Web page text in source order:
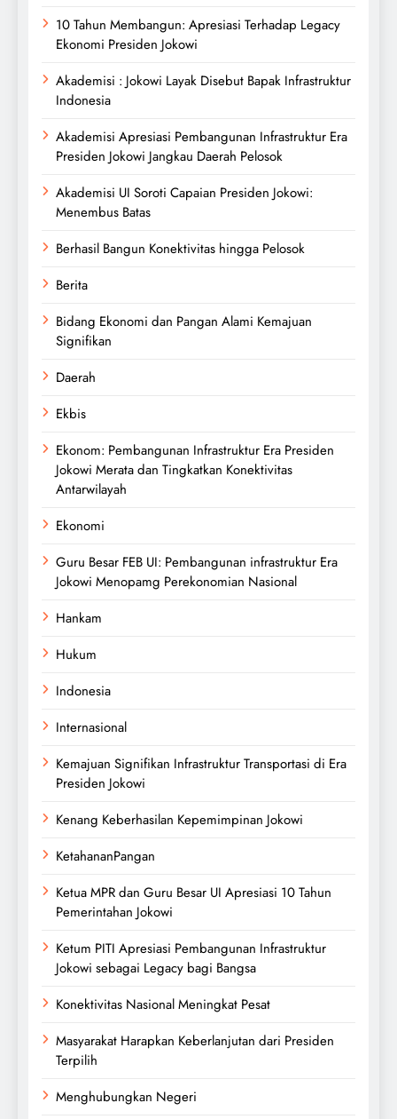
10 Tahun Membangun: Apresiasi Terhadap Legacy
Ekonomi Presiden Jokowi
Akademisi : Jokowi Layak Disebut Bapak Infrastruktur
Indonesia
Akademisi Apresiasi Pembangunan Infrastruktur Era
Presiden Jokowi Jangkau Daerah Pelosok
Akademisi UI Soroti Capaian Presiden Jokowi:
Menembus Batas
Berhasil Bangun Konektivitas hingga Pelosok
Berita
Bidang Ekonomi dan Pangan Alami Kemajuan
Signifikan
Daerah
Ekbis
Ekonom: Pembangunan Infrastruktur Era Presiden
Jokowi Merata dan Tingkatkan Konektivitas
Antarwilayah
Ekonomi
Guru Besar FEB UI: Pembangunan infrastruktur Era
Jokowi Menopamg Perekonomian Nasional
Hankam
Hukum
Indonesia
Internasional
Kemajuan Signifikan Infrastruktur Transportasi di Era
Presiden Jokowi
Kenang Keberhasilan Kepemimpinan Jokowi
KetahananPangan
Ketua MPR dan Guru Besar UI Apresiasi 10 Tahun
Pemerintahan Jokowi
Ketum PITI Apresiasi Pembangunan Infrastruktur
Jokowi sebagai Legacy bagi Bangsa
Konektivitas Nasional Meningkat Pesat
Masyarakat Harapkan Keberlanjutan dari Presiden
Terpilih
Menghubungkan Negeri